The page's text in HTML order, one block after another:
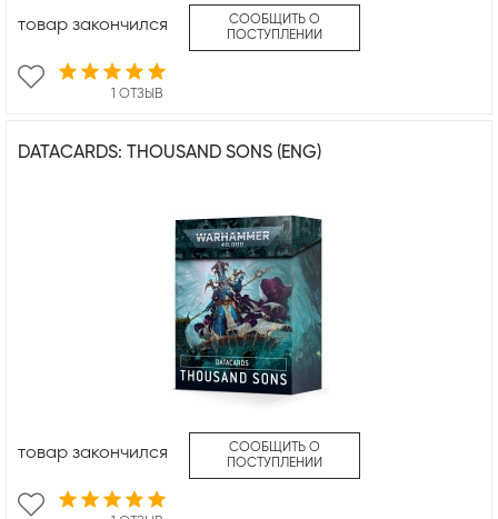
1 ОТЗЫВ
товар закончился
СООБЩИТЬ О
ПОСТУПЛЕНИИ
DATACARDS: THOUSAND SONS (ENG)
товар закончился
СООБЩИТЬ О
ПОСТУПЛЕНИИ